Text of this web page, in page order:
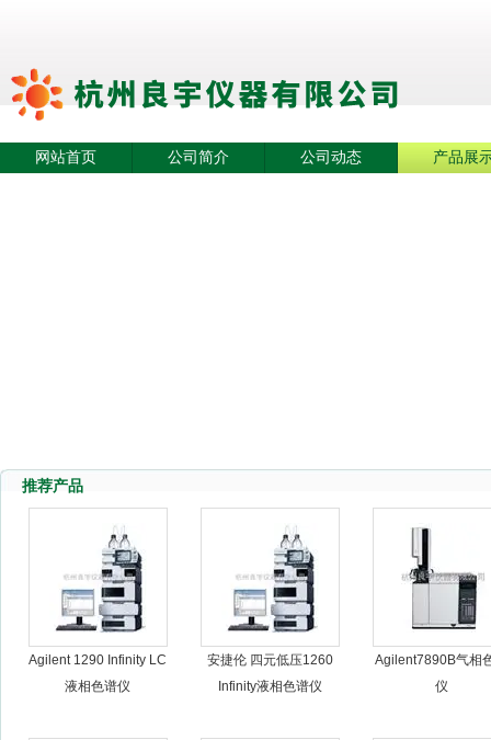
杭州良宇仪器有限公司
网站首页 公司简介 公司动态 产品展
推荐产品
Agilent 1290 Infinity LC
液相色谱仪
安捷伦 四元低压1260
Infinity液相色谱仪
Agilent7890B气相
仪